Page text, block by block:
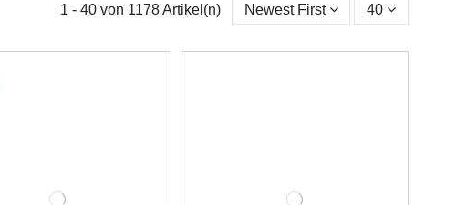
1 - 40 von 1178 Artikel(n) Newest First 40